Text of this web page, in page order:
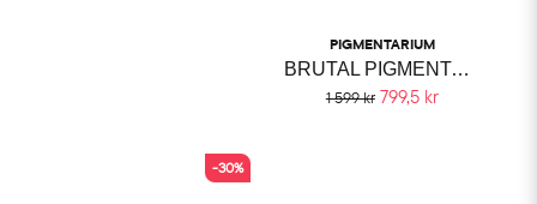
PIGMENTARIUM
BRUTAL PIGMENTARIUM
1 599 kr 799,5 kr
-30%